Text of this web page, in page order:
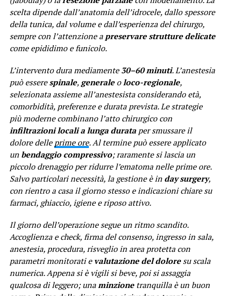
scelta dipende dall’anatomia dell’idrocele, dallo spessore
della tunica, dal volume e dall’esperienza del chirurgo,
sempre con l’attenzione apreservare strutture delicate
come epididimo e funicolo.
L’intervento dura mediamente30–60 minuti. L’anestesia
può esserespinale, generaleoloco-regionale,
selezionata assieme all’anestesista considerando età,
comorbidità, preferenze e durata prevista. Le strategie
più moderne combinano l’atto chirurgico con
infiltrazioni locali a lunga durataper smussare il
dolore delleprime ore. Al termine può essere applicato
un bendaggio compressivo; raramente si lascia un
piccolo drenaggio per ridurre l’ematoma nelle prime ore.
Salvo particolari necessità, la gestione è in day surgery,
con rientro a casa il giorno stesso e indicazioni chiare su
farmaci, ghiaccio, igiene e riposo attivo.
Il giorno dell’operazione segue un ritmo scandito.
Accoglienza e check, firma del consenso, ingresso in sala,
anestesia, procedura, risveglio in area protetta con
parametri monitorati evalutazione del doloresu scala
numerica. Appena si è vigili si beve, poi si assaggia
qualcosa di leggero; unaminzionetranquilla è un buon